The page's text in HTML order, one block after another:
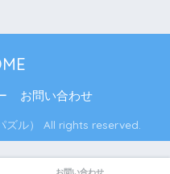
お問い合わせ
ル） All rights reserved.
お問い合わせ